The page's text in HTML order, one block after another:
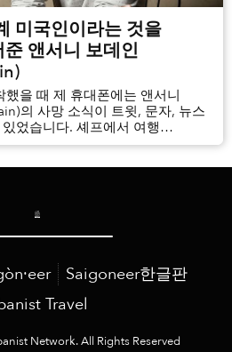
미국인이라는 것을
앤서니 보데인
을 때 제 휴대폰에는 앤서니
의 사망 소식이 트윗, 문자, 뉴스
었습니다. 셰프에서 여행
보데인이 61세의 나이에 스스로
Saigoneer한글판
Travel
Network. All Rights Reserved